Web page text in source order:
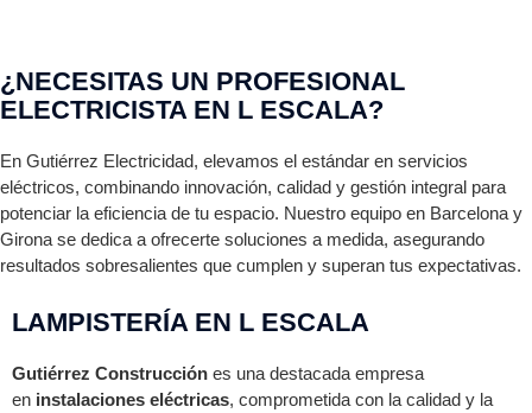
¿NECESITAS UN PROFESIONAL
ELECTRICISTA EN L ESCALA?
En Gutiérrez Electricidad, elevamos el estándar en servicios
eléctricos, combinando innovación, calidad y gestión integral para
potenciar la eficiencia de tu espacio. Nuestro equipo en Barcelona y
Girona se dedica a ofrecerte soluciones a medida, asegurando
resultados sobresalientes que cumplen y superan tus expectativas.
LAMPISTERÍA EN L ESCALA
Gutiérrez Construcción es una destacada empresa
en instalaciones eléctricas, comprometida con la calidad y la